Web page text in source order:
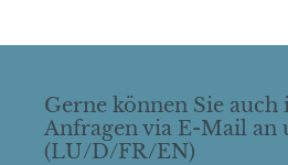
Gerne können Sie
Anfragen via E-Mail an
(LU/D/FR/EN)